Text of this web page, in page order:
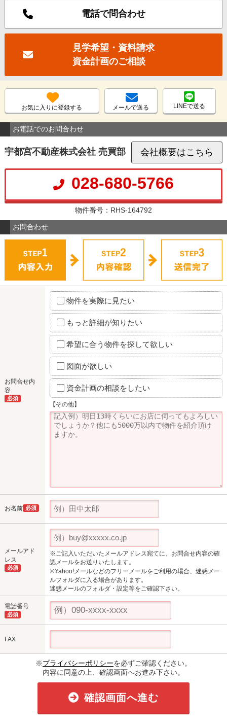
電話で問合わせ
見学希望・資料請求
資金計画のご相談
お気に入りに登録する メールで送る LINEで送る
お電話でのお問合わせ
宇都宮不動産株式会社 売買部 会社概要はこちら
028-680-5766
物件番号：RHS-164792
お問合わせ
お問合せ内
容
必須
物件を実際に見たい
もっと詳細が知りたい
希望に合う物件を探して欲しい
図面が欲しい
資金計画の相談をしたい
【その他】
お名前 必須
メールアド
レス
必須
※ご記入いただいたメールアドレス宛てに、お問合せ内容の確
認メールをお送りいたします。
※Yahoo!メールなどのフリーメールをご利用の場合、迷惑メー
ルフォルダに入る場合があります。
迷惑メールのフォルダ・設定等をご確認下さい。
電話番号
必須
FAX
※プライバシーポリシーを必ずご確認ください。
内容に同意の上、確認画面へお進み下さい。
確認画面へ進む